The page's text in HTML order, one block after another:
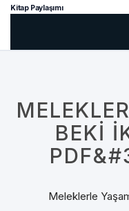
Kitap Paylaşımı
BEKI
Meleklerle